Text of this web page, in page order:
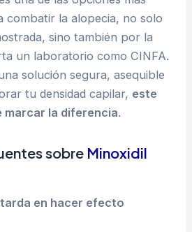
combatir la alopecia, no solo
sino también por la
un laboratorio como CINFA.
solución segura, asequible
tu densidad capilar, este
la diferencia.
sobre Minoxidil
en hacer efecto